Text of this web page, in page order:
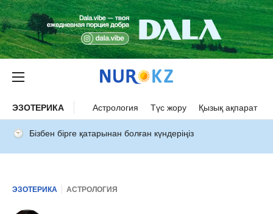
ЭЗОТЕРИКА Астрология Түс жору Қызық ақпарат
Бізбен бірге қатарынан болған күндеріңіз
ЭЗОТЕРИКА АСТРОЛОГИЯ